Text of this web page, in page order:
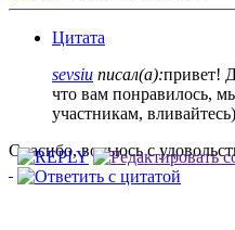
Цитата
sevsiu писал(а):привет!
что вам понравилось,
участникам,
Спасибо, вольюсь с